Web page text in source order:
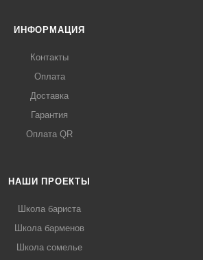
ИНФОРМАЦИЯ
Контакты
Оплата
Доставка
Гарантия
Оплата QR
НАШИ ПРОЕКТЫ
Школа бариста
Школа барменов
Школа сомелье